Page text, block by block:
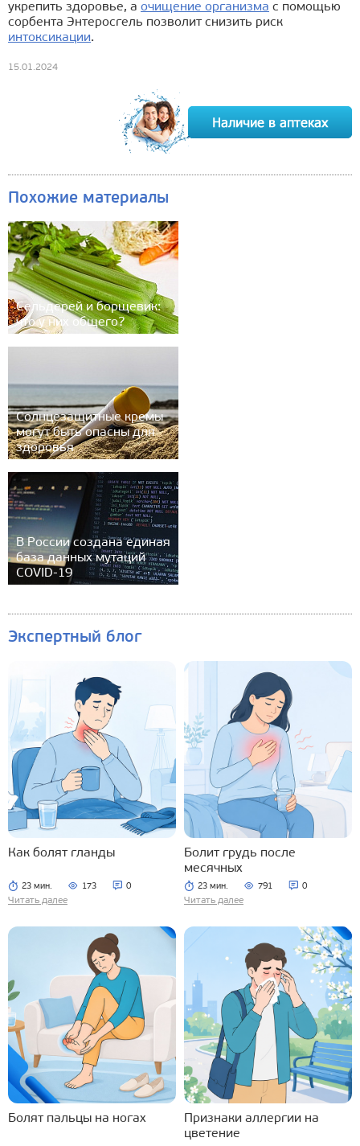
укрепить здоровье, а очищение организма с помощью
сорбента Энтеросгель позволит снизить риск
интоксикации.
15.01.2024
Похожие материалы
Сельдерей и борщевик:
что у них общего?
Солнцезащитные кремы
могут быть опасны для
здоровья
В России создана единая
база данных мутаций
COVID-19
Экспертный блог
Как болят гланды
23 мин. 173 0
Читать далее
Болит грудь после
месячных
23 мин. 791 0
Читать далее
Болят пальцы на ногах
Признаки аллергии на
цветение